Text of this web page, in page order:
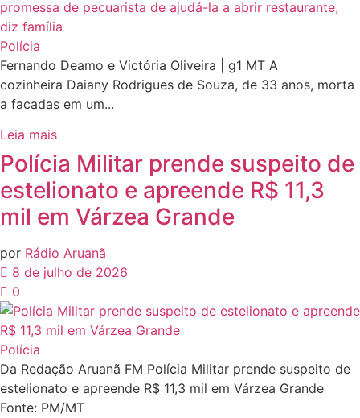
Polícia
Fernando Deamo e Victória Oliveira | g1 MT A
cozinheira Daiany Rodrigues de Souza, de 33 anos, morta
a facadas em um...
Leia mais
Polícia Militar prende suspeito de
estelionato e apreende R$ 11,3
mil em Várzea Grande
por Rádio Aruanã
8 de julho de 2026
0
Polícia
Da Redação Aruanã FM Polícia Militar prende suspeito de
estelionato e apreende R$ 11,3 mil em Várzea Grande
Fonte: PM/MT